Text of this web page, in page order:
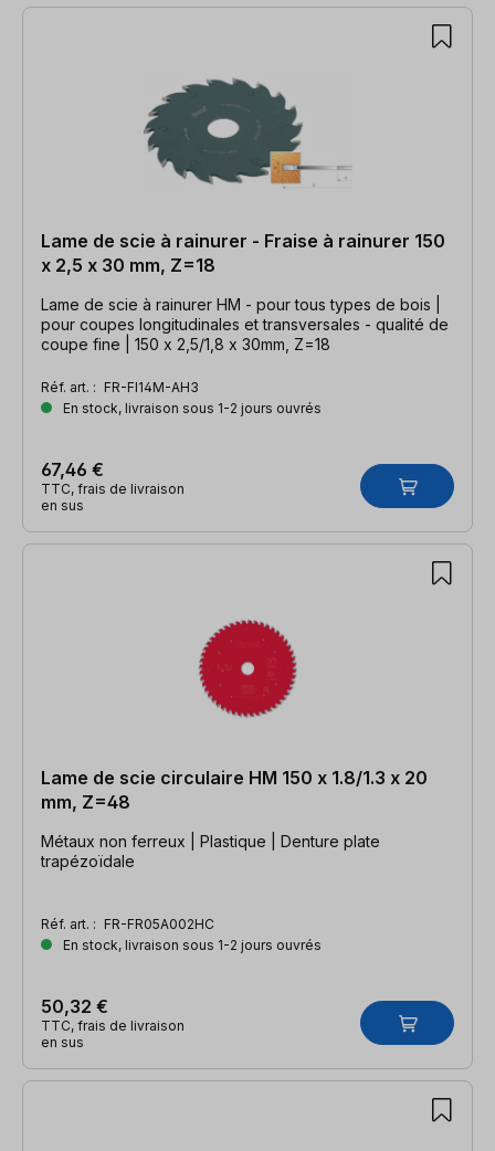
Lame de scie à rainurer - Fraise à rainurer 150
x 2,5 x 30 mm, Z=18
Lame de scie à rainurer HM - pour tous types de bois |
pour coupes longitudinales et transversales - qualité de
coupe fine | 150 x 2,5/1,8 x 30mm, Z=18
Réf. art. : FR-FI14M-AH3
En stock, livraison sous 1-2 jours ouvrés
67,46 €
TTC, frais de livraison
en sus
Lame de scie circulaire HM 150 x 1.8/1.3 x 20
mm, Z=48
Métaux non ferreux | Plastique | Denture plate
trapézoïdale
Réf. art. : FR-FR05A002HC
En stock, livraison sous 1-2 jours ouvrés
50,32 €
TTC, frais de livraison
en sus